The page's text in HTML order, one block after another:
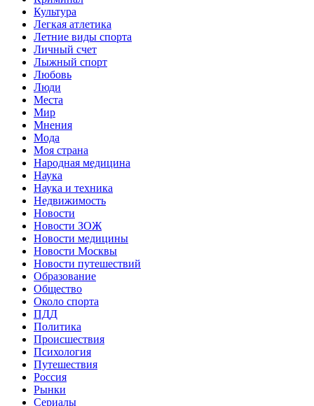
Культура
Легкая атлетика
Летние виды спорта
Личный счет
Лыжный спорт
Любовь
Люди
Места
Мир
Мнения
Мода
Моя страна
Народная медицина
Наука
Наука и техника
Недвижимость
Новости
Новости ЗОЖ
Новости медицины
Новости Москвы
Новости путешествий
Образование
Общество
Около спорта
ПДД
Политика
Происшествия
Психология
Путешествия
Россия
Рынки
Сериалы